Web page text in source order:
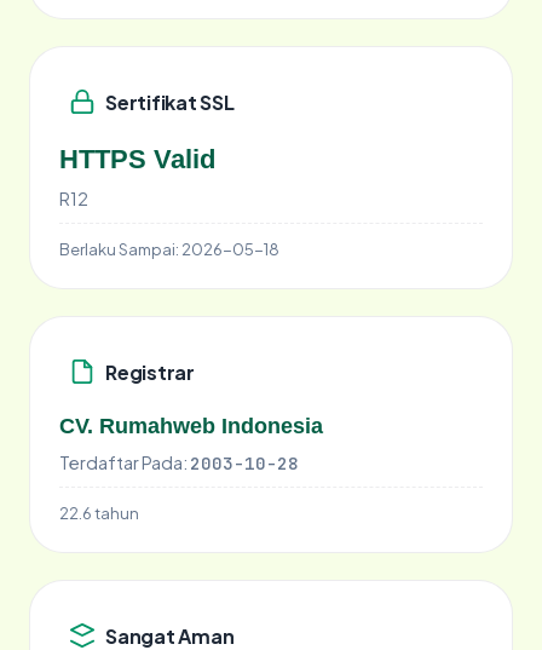
Sertifikat SSL
HTTPS Valid
R12
Berlaku Sampai: 2026-05-18
Registrar
CV. Rumahweb Indonesia
Terdaftar Pada: 2003-10-28
22.6 tahun
Sangat Aman